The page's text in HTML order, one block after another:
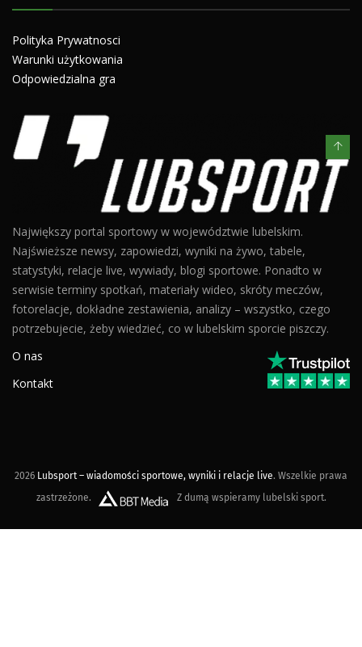
Polityka Prywatnosci
Warunki użytkowania
Odpowiedzialna gra
Największy portal sportowy w województwie lubelskim.
Najświeższe newsy, zapowiedzi, wyniki na żywo, tabele,
statystyki, relacje live, wywiady, blogi sportowe. Ponadto w
serwisie terminy spotkań, materiały wideo, skróty meczów,
fotorelacje, dokładne zestawienia, analizy – wszystko, czego
potrzebujecie, żeby wiedzieć, co w lubelskim sporcie piszczy.
O nas
Kontakt
2026 Lubsport – wiadomości sportowe, wyniki i relacje live. Wszelkie prawa
zastrzeżone.
Z dumą wspieramy lubelski sport.